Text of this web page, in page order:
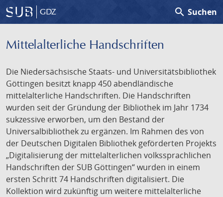
GDZ search Suchen
Mittelalterliche Handschriften
Die Niedersächsische Staats- und Universitätsbibliothek
Göttingen besitzt knapp 450 abendländische
mittelalterliche Handschriften. Die Handschriften
wurden seit der Gründung der Bibliothek im Jahr 1734
sukzessive erworben, um den Bestand der
Universalbibliothek zu ergänzen. Im Rahmen des von
der Deutschen Digitalen Bibliothek geförderten Projekts
„Digitalisierung der mittelalterlichen volkssprachlichen
Handschriften der SUB Göttingen“ wurden in einem
ersten Schritt 74 Handschriften digitalisiert. Die
Kollektion wird zukünftig um weitere mittelalterliche